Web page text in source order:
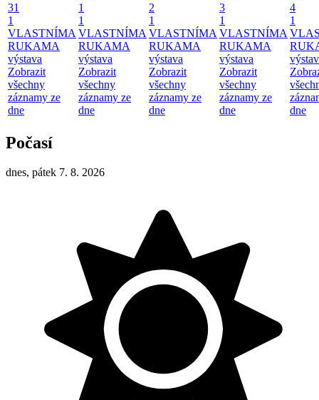
31
1
VLASTNÍMA
RUKAMA
výstava
Zobrazit
všechny
záznamy ze
dne
1
1
VLASTNÍMA
RUKAMA
výstava
Zobrazit
všechny
záznamy ze
dne
2
1
VLASTNÍMA
RUKAMA
výstava
Zobrazit
všechny
záznamy ze
dne
3
1
VLASTNÍMA
RUKAMA
výstava
Zobrazit
všechny
záznamy ze
dne
4
1
dne
Počasí
dnes, pátek 7. 8. 2026